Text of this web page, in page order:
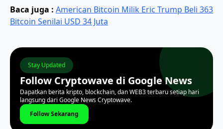
Baca juga : American Bitcoin Milik Eric Trump Beli 363
Bitcoin Senilai USD 34 Juta
Stay Updated
Follow Cryptowave di Google News
Dapatkan berita kripto, blockchain, dan WEB3 terbaru setiap hari
langsung dari Google News Cryptowave.
Follow Sekarang